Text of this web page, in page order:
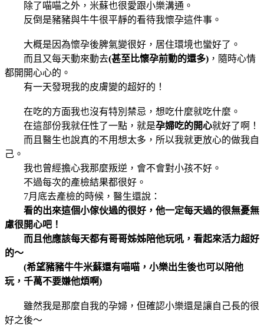
除了喵喵之外，米蘇也很愛跟小樂溝通。
反倒是豬豬與牛牛很平靜的看待我懷孕這件事。
大概是因為懷孕後脾氣變很好，居住環境也蠻好了。
而且又每天動來動去(甚至比懷孕前動的還多) ，隨時心情
都開開心心的。
有一天發現我的皮膚變的超好的！
在吃的方面我也沒有特別禁忌，想吃什麼就吃什麼。
在這部份我就任性了一點，就是孕婦吃的開心就好了啊！
而且醫生也說真的不用想太多，所以我就更放心的做我自
己。
我也曾經擔心我那麼叛逆，會不會對小孩不好。
不過每次的產檢結果都很好。
7月底去產檢的時候，醫生還說：
看的出來這個小傢伙過的很好，他一定每天過的很無憂無
慮很開心吧！
而且他應該每天都有哥哥姊姊陪他玩吼，看起來活力超好
的～
(希望豬豬牛牛米蘇還有喵喵，小樂出生後也可以陪他
玩，千萬不要嫌他煩啊)
雖然我是那麼自我的孕婦，但確認小樂還是讓自己長的很
好之後～